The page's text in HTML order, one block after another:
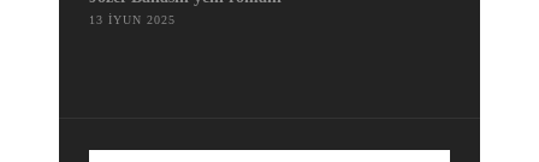
13 İYUN 2025